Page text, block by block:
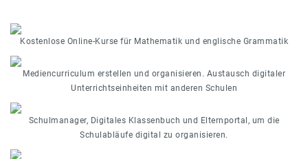
Kostenlose Online-Kurse für Mathematik und englische Grammatik
Mediencurriculum erstellen und organisieren. Austausch digitaler
Unterrichtseinheiten mit anderen Schulen
Schulmanager, Digitales Klassenbuch und Elternportal, um die
Schulabläufe digital zu organisieren.